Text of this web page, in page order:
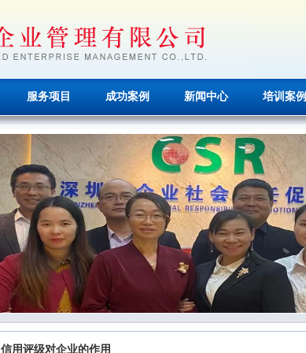
服务项目 成功案例 新闻中心 培训案例
信用评级对企业的作用